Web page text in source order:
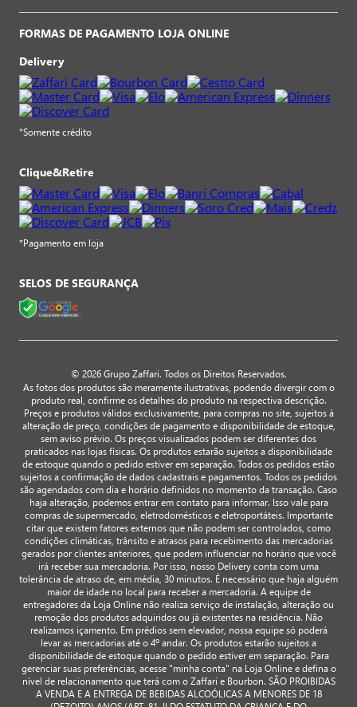
FORMAS DE PAGAMENTO LOJA ONLINE
Delivery
*Somente crédito
Clique&Retire
*Pagamento em loja
SELOS DE SEGURANÇA
© 2026 Grupo Zaffari. Todos os Direitos Reservados.
As fotos dos produtos são meramente ilustrativas, podendo divergir com o
produto real, confirme os detalhes do produto na respectiva descrição.
Preços e produtos válidos exclusivamente, para compras no site, sujeitos à
alteração de preço, condições de pagamento e disponibilidade de estoque,
sem aviso prévio. Os preços visualizados podem ser diferentes dos
praticados nas lojas físicas. Os produtos estarão sujeitos a disponibilidade
de estoque quando o pedido estiver em separação. Todos os pedidos estão
sujeitos a confirmação de dados cadastrais e pagamentos. Todos os pedidos
são agendados com dia e horário definidos no momento da transação. Caso
haja alteração, podemos entrar em contato para informar. Isso vale para
compras de supermercado, eletrodomésticos e eletroportáteis. Importante
citar que existem fatores externos que não podem ser controlados, como
condições climáticas, trânsito e atrasos para recebimento das mercadorias
gerados por clientes anteriores, que podem influenciar no horário que você
irá receber sua mercadoria. Por isso, nosso Delivery conta com uma
tolerância de atraso de, em média, 30 minutos. É necessário que haja alguém
maior de idade no local para receber a mercadoria. A equipe de
entregadores da Loja Online não realiza serviço de instalação, alteração ou
remoção dos produtos adquiridos ou já existentes na residência. Não
realizamos içamento. Em prédios sem elevador, nossa equipe só poderá
levar as mercadorias até o 4º andar. Os produtos estarão sujeitos a
disponibilidade de estoque quando o pedido estiver em separação. Para
gerenciar suas preferências, acesse "minha conta" na Loja Online e defina o
nível de relacionamento que terá com o Zaffari e Bourbon. SÃO PROIBIDAS
A VENDA E A ENTREGA DE BEBIDAS ALCOÓLICAS A MENORES DE 18